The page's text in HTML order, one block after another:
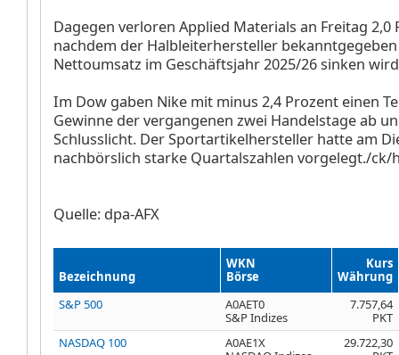
Dagegen verloren Applied Materials an Freitag 2,0
nachdem der Halbleiterhersteller
Nettoumsatz im Geschäftsjahr 2025/26 sinken
Im Dow gaben Nike mit minus 2,4 Prozent einen
Gewinne der vergangenen zwei Handelstage ab
Schlusslicht. Der Sportartikelhersteller hatte am
nachbörslich starke Quartalszahlen vorgelegt./ck/
Quelle: dpa-AFX
Bezeichnung
WKN
Börse
Kurs
Währung
S&P 500
A0AET0
S&P Indizes
7.757,64
PKT
NASDAQ 100
A0AE1X
29.722,30